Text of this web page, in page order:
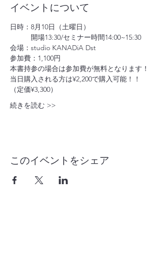
イベントについて
日時：8月10日（土曜日）
開場13:30/セミナー時間14:00~15:30
会場：studio KANADiA Dst
参加費：1,100円
本書持参の場合は参加費が無料となります！
当日購入される方は¥2,200で購入可能！！
（定価¥3,300）
続きを読む >>
このイベントをシェア